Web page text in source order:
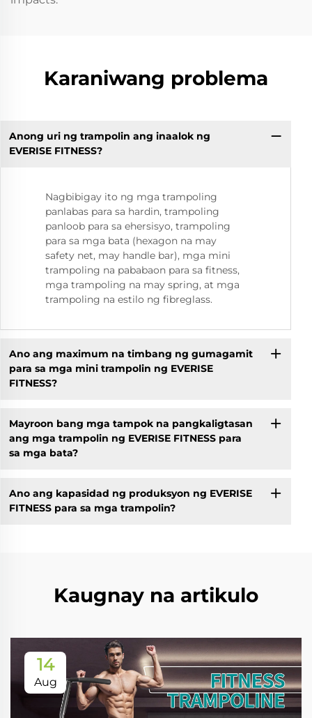
Karaniwang problema
Anong uri ng trampolin ang inaalok ng
EVERISE FITNESS?
Nagbibigay ito ng mga trampoling
panlabas para sa hardin, trampoling
panloob para sa ehersisyo, trampoling
para sa mga bata (hexagon na may
safety net, may handle bar), mga mini
trampoling na pababaon para sa fitness,
mga trampoling na may spring, at mga
trampoling na estilo ng fibreglass.
Ano ang maximum na timbang ng gumagamit
para sa mga mini trampolin ng EVERISE
FITNESS?
Mayroon bang mga tampok na pangkaligtasan
ang mga trampolin ng EVERISE FITNESS para
sa mga bata?
Ano ang kapasidad ng produksyon ng EVERISE
FITNESS para sa mga trampolin?
Kaugnay na artikulo
14
Aug